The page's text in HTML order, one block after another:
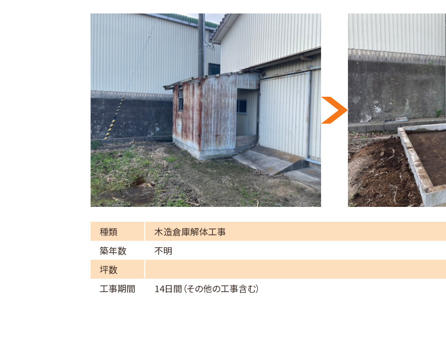
種類
木造倉庫解体工事
築年数
不明
坪数
工事期間
14日間（その他の工事含む）